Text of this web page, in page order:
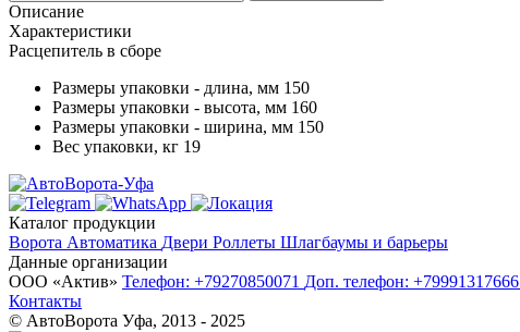
Описание
Характеристики
Расцепитель в сборе
Размеры упаковки - длина, мм 150
Размеры упаковки - высота, мм 160
Размеры упаковки - ширина, мм 150
Вес упаковки, кг 19
Каталог продукции
Ворота Автоматика Двери Роллеты Шлагбаумы и барьеры
Данные организации
ООО «‎Актив»‎ Телефон: +79270850071 Доп. телефон: +79991317666
Контакты
© АвтоВорота Уфа, 2013 - 2025